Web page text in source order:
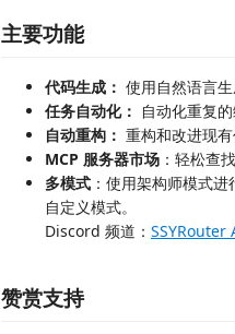
主要功能
代码生成： 使用自然语言生
任务自动化： 自动化重复的
自动重构： 重构和改进现有
MCP 服务器市场 ：轻松查
多模式 ：使用架构师模式
自定义模式。
Discord 频道： SSYRouter
赞赏支持